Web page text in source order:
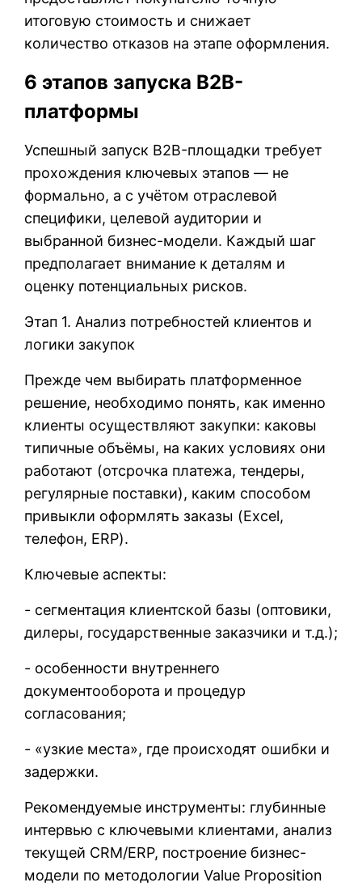
итоговую стоимость и снижает
количество отказов на этапе оформления.
6 этапов запуска B2B-
платформы
Успешный запуск B2B-площадки требует
прохождения ключевых этапов — не
формально, а с учётом отраслевой
специфики, целевой аудитории и
выбранной бизнес-модели. Каждый шаг
предполагает внимание к деталям и
оценку потенциальных рисков.
Этап 1. Анализ потребностей клиентов и
логики закупок
Прежде чем выбирать платформенное
решение, необходимо понять, как именно
клиенты осуществляют закупки: каковы
типичные объёмы, на каких условиях они
работают (отсрочка платежа, тендеры,
регулярные поставки), каким способом
привыкли оформлять заказы (Excel,
телефон, ERP).
Ключевые аспекты:
- сегментация клиентской базы (оптовики,
дилеры, государственные заказчики и т.д.);
- особенности внутреннего
документооборота и процедур
согласования;
- «узкие места», где происходят ошибки и
задержки.
Рекомендуемые инструменты: глубинные
интервью с ключевыми клиентами, анализ
текущей CRM/ERP, построение бизнес-
модели по методологии Value Proposition